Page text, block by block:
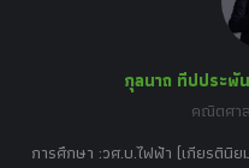
window
กุลนาถ ทีปประพั
คณิตศา
การศึกษา :วศ.บ.ไฟฟ้า (เกียรตินิ